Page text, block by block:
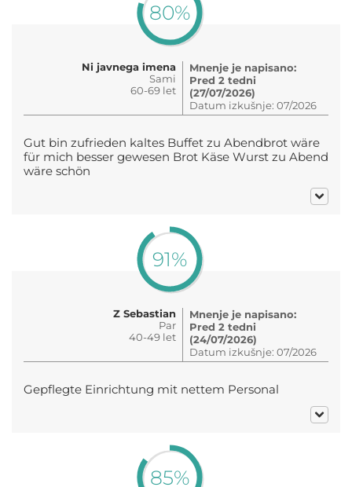
80%
Ni javnega imena
Sami
60-69 let
Mnenje je napisano:
Pred 2 tedni
(27/07/2026)
Datum izkušnje: 07/2026
Gut bin zufrieden kaltes Buffet zu Abendbrot wäre
für mich besser gewesen Brot Käse Wurst zu Abend
wäre schön
91%
Z Sebastian
Par
40-49 let
Mnenje je napisano:
Pred 2 tedni
(24/07/2026)
Datum izkušnje: 07/2026
Gepflegte Einrichtung mit nettem Personal
85%